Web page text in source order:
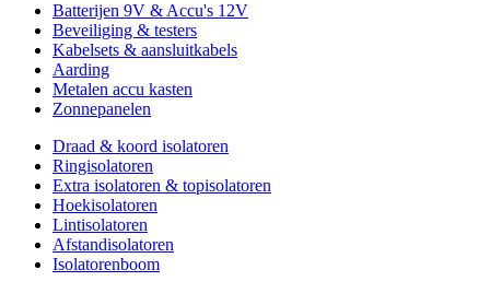
Batterijen 9V & Accu's 12V
Beveiliging & testers
Kabelsets & aansluitkabels
Aarding
Metalen accu kasten
Zonnepanelen
Draad & koord isolatoren
Ringisolatoren
Extra isolatoren & topisolatoren
Hoekisolatoren
Lintisolatoren
Afstandisolatoren
Isolatorenboom